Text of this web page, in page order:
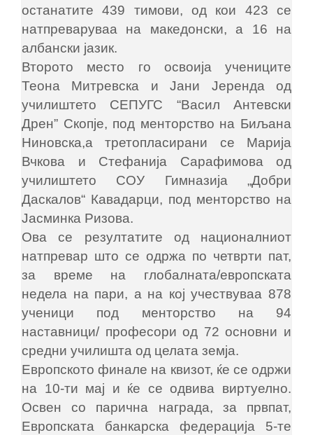
останатите 439 тимови, од кои 423 се
натпреваруваа на македонски, а 16 на
албански јазик.
Второто место го освоија учениците
Теона Митревска и Јани Јеренда од
училиштето СЕПУГС “Васил Антевски
Дрен” Скопје, под менторство на Биљана
Ниновска,а третопласирани се Марија
Вчкова и Стефанија Сарафимова од
училиштето СОУ Гимназија „Добри
Даскалов“ Кавадарци, под менторство на
Јасминка Ризова.
Ова се резултатите од националниот
натпревар што се одржа по четврти пат,
за време на глобалната/европската
недела на пари, а на кој учествуваа 878
ученици под менторство на 94
наставници/ професори од 72 основни и
средни училишта од целата земја.
Европското финале на квизот, ќе се одржи
на 10-ти мај и ќе се одвива виртуелно.
Освен со парична награда, за првпат,
Европската банкарска федерација 5-те